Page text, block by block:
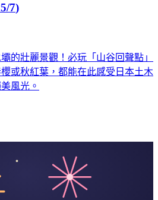
7)
的壯麗景觀！必玩「山谷回聲點」
或秋紅葉，都能在此感受日本土木
風光。